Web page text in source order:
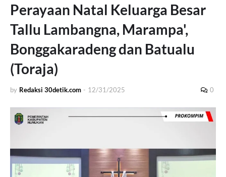
Perayaan Natal Keluarga Besar
Tallu Lambangna, Marampa',
Bonggakaradeng dan Batualu
(Toraja)
by Redaksi 30detik.com - 12/31/2025 0